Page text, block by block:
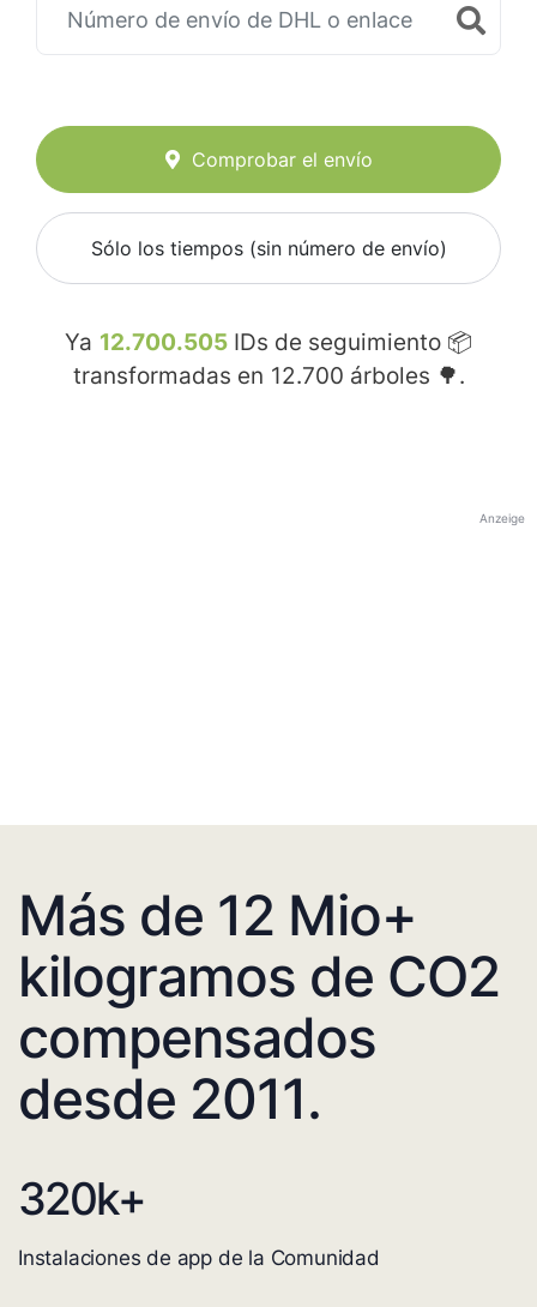
Comprobar el envío
Sólo los tiempos (sin número de envío)
Ya 12.700.505 IDs de seguimiento 📦
transformadas en 12.700 árboles 🌳.
Anzeige
Más de 12 Mio+
kilogramos de CO2
compensados
desde 2011.
320k+
Instalaciones de app de la Comunidad